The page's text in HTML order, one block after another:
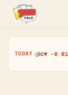
TODAY
Magic▼ -0.01% ·